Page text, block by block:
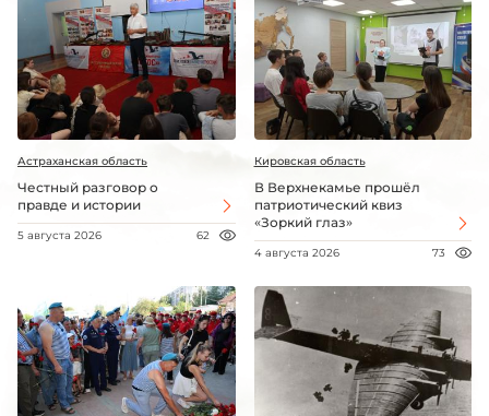
Астраханская область
Честный разговор о
правде и истории
5 августа 2026 62
Кировская область
В Верхнекамье прошёл
патриотический квиз
«Зоркий глаз»
4 августа 2026 73